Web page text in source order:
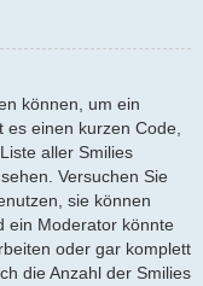
können, um ein
einen kurzen Code,
aller Smilies
Versuchen Sie
sie können
ein Moderator könnte
oder gar komplett
die Anzahl der Smilies